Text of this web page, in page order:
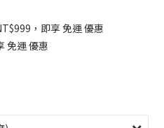
，即享 免運 優惠
免運 優惠